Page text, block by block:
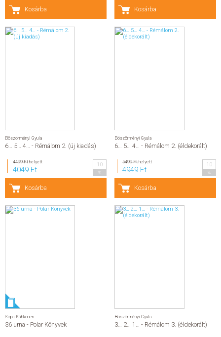
Kosárba Kosárba
Böszörményi Gyula
6… 5… 4… - Rémálom 2. (új kiadás)
4499 Fthelyett
4049 Ft
10
Kosárba
Böszörményi Gyula
6… 5… 4… - Rémálom 2. (éldekorált)
5499 Fthelyett
4949 Ft
10
Kosárba
Sirpa Kähkönen
36 urna - Polar Könyvek
Böszörményi Gyula
3… 2… 1… - Rémálom 3. (éldekorált)